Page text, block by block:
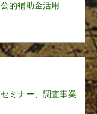
公的補助金活用
セミナー、調査事業